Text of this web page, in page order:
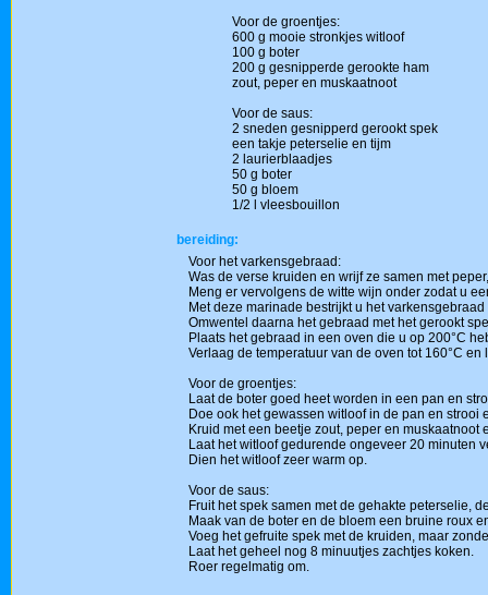
Voor de groentjes:
600 g mooie stronkjes witloof
100 g boter
200 g gesnipperde gerookte ham
zout, peper en muskaatnoot
Voor de saus:
2 sneden gesnipperd gerookt spek
een takje peterselie en tijm
2 laurierblaadjes
50 g boter
50 g bloem
1/2 l vleesbouillon
bereiding:
Voor het varkensgebraad:
Was de verse kruiden en wrijf ze samen met
Meng er vervolgens de witte wijn onder zodat u
Met deze marinade bestrijkt u het
Omwentel daarna het gebraad met het gerookt
Plaats het gebraad in een oven die u op 200°C
Verlaag de temperatuur van de oven tot 160°C
Voor de groentjes:
Laat de boter goed heet worden in een pan en
Doe ook het gewassen witloof in de pan en strooi
Kruid met een beetje zout, peper en muskaatnoot
Laat het witloof gedurende ongeveer 20 minuten
Dien het witloof zeer warm op.
Voor de saus:
Fruit het spek samen met de gehakte peterselie,
Maak van de boter en de bloem een bruine roux
Voeg het gefruite spek met de kruiden, maar
Laat het geheel nog 8 minuutjes zachtjes koken.
Roer regelmatig om.